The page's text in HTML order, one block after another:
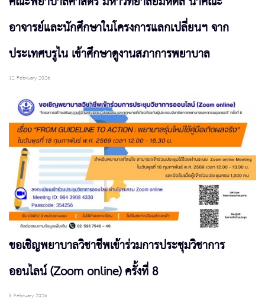
อาจารย์และนักศึกษาในโครงการแลกเปลี่ยนฯ จาก
ประเทศบรูไน เข้าศึกษาดูงานสภาการพยาบาล
12 February 2026
ขอเชิญพยาบาลวิชาชีพเข้าร่วมการประชุมวิชาการ
ออนไลน์ (Zoom online) ครั้งที่ 8
5 February 2026